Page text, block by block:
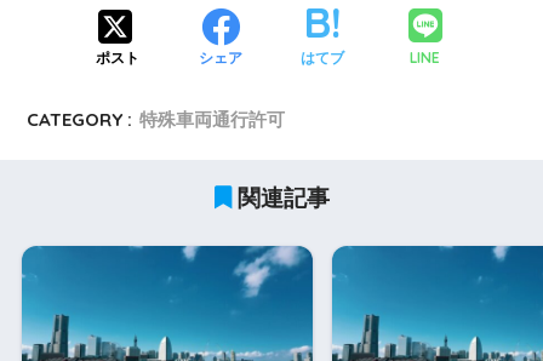
ポスト シェア はてブ LINE
CATEGORY : 特殊車両通行許可
関連記事